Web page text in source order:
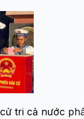
tri cả nước